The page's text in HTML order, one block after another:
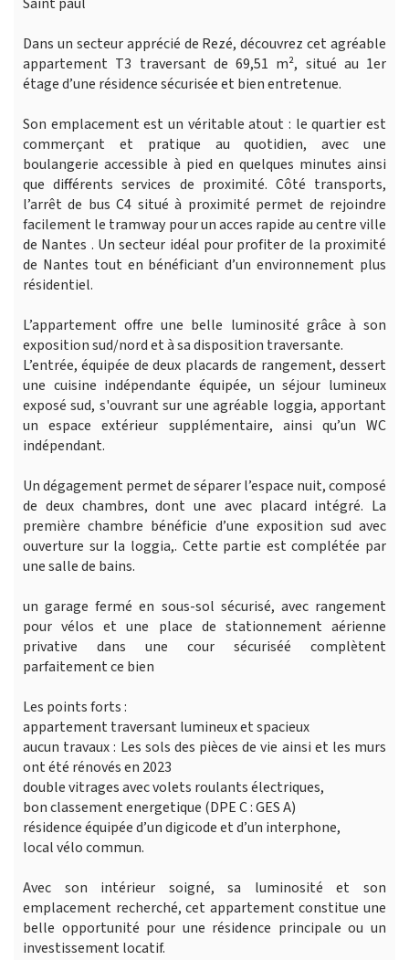
Dans un secteur apprécié de Rezé, découvrez cet agréable
appartement T3 traversant de 69,51 m², situé au 1er
étage d’une résidence sécurisée et bien entretenue.
Son emplacement est un véritable atout : le quartier est
commerçant et pratique au quotidien, avec une
boulangerie accessible à pied en quelques minutes ainsi
que différents services de proximité. Côté transports,
l’arrêt de bus C4 situé à proximité permet de rejoindre
facilement le tramway pour un acces rapide au centre ville
de Nantes . Un secteur idéal pour profiter de la proximité
de Nantes tout en bénéficiant d’un environnement plus
résidentiel.
L’appartement offre une belle luminosité grâce à son
exposition sud/nord et à sa disposition traversante.
L’entrée, équipée de deux placards de rangement, dessert
une cuisine indépendante équipée, un séjour lumineux
exposé sud, s'ouvrant sur une agréable loggia, apportant
un espace extérieur supplémentaire, ainsi qu’un WC
indépendant.
Un dégagement permet de séparer l’espace nuit, composé
de deux chambres, dont une avec placard intégré. La
première chambre bénéficie d’une exposition sud avec
ouverture sur la loggia,. Cette partie est complétée par
une salle de bains.
un garage fermé en sous-sol sécurisé, avec rangement
pour vélos et une place de stationnement aérienne
privative dans une cour sécuriséé complètent
parfaitement ce bien
Les points forts :
appartement traversant lumineux et spacieux
aucun travaux : Les sols des pièces de vie ainsi et les murs
ont été rénovés en 2023
double vitrages avec volets roulants électriques,
bon classement energetique (DPE C : GES A)
résidence équipée d’un digicode et d’un interphone,
local vélo commun.
Avec son intérieur soigné, sa luminosité et son
emplacement recherché, cet appartement constitue une
belle opportunité pour une résidence principale ou un
investissement locatif.